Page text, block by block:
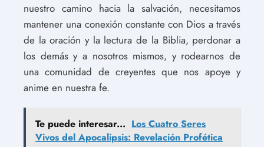
nuestro camino hacia la salvación, necesitamos
mantener una conexión constante con Dios a través
de la oración y la lectura de la Biblia, perdonar a
los demás y a nosotros mismos, y rodearnos de
una comunidad de creyentes que nos apoye y
anime en nuestra fe.
Te puede interesar... Los Cuatro Seres
Vivos del Apocalipsis: Revelación Profética